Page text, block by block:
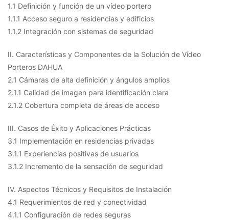
1.1 Definición y función de un vídeo portero
1.1.1 Acceso seguro a residencias y edificios
1.1.2 Integración con sistemas de seguridad
II. Características y Componentes de la Solución de Vídeo
Porteros DAHUA
2.1 Cámaras de alta definición y ángulos amplios
2.1.1 Calidad de imagen para identificación clara
2.1.2 Cobertura completa de áreas de acceso
III. Casos de Éxito y Aplicaciones Prácticas
3.1 Implementación en residencias privadas
3.1.1 Experiencias positivas de usuarios
3.1.2 Incremento de la sensación de seguridad
IV. Aspectos Técnicos y Requisitos de Instalación
4.1 Requerimientos de red y conectividad
4.1.1 Configuración de redes seguras